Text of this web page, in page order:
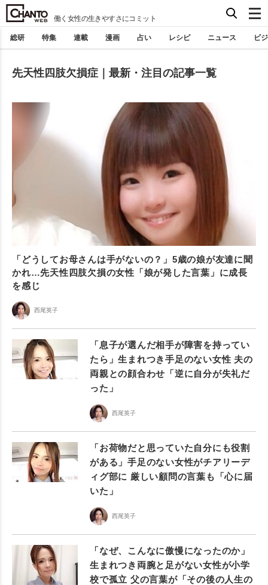
働く女性の生きやすさにコミット
総研 特集 連載 漫画 占い レシピ ニュース ビ
先天性四肢欠損症｜最新・注目の記事一覧
「どうしてお母さんは手がないの？」5歳の娘が友達に聞
かれ…先天性四肢欠損の女性「娘が発した言葉」に成長
を感じ
西尾英子
「息子が選んだ相手が障害を持ってい
たら」生まれつき手足のない女性 夫の
両親との顔合わせ「逆に自分が失礼だ
った」
西尾英子
「お荷物だと思っていた自分にも役割
がある」手足のない女性がチアリーデ
ィグ部に 厳しい顧問の言葉も「心に届
いた」
西尾英子
「なぜ、こんなに傲慢になったのか」
生まれつき両腕と足がない女性が小学
校で孤立 父の言葉が「その後の人生の